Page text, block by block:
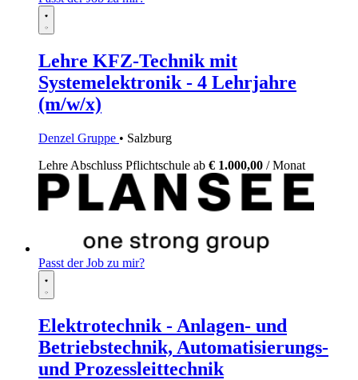
Lehre KFZ-Technik mit
Systemelektronik - 4 Lehrjahre
(m/w/x)
Denzel Gruppe • Salzburg
Lehre Abschluss Pflichtschule ab € 1.000,00 / Monat
Passt der Job zu mir?
Elektrotechnik - Anlagen- und
Betriebstechnik, Automatisierungs-
und Prozessleittechnik